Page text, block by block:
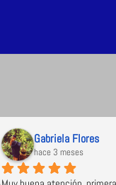
Gabriela Flores
hace 3 meses